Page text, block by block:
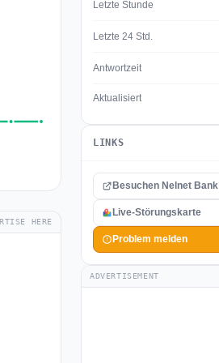
HERE
Letzte Stunde
Letzte 24 Std.
Antwortzeit
Aktualisiert
LINKS
Besuchen Nelnet Bank
Live-Störungskarte
Problem melden
ADVERTISEMENT